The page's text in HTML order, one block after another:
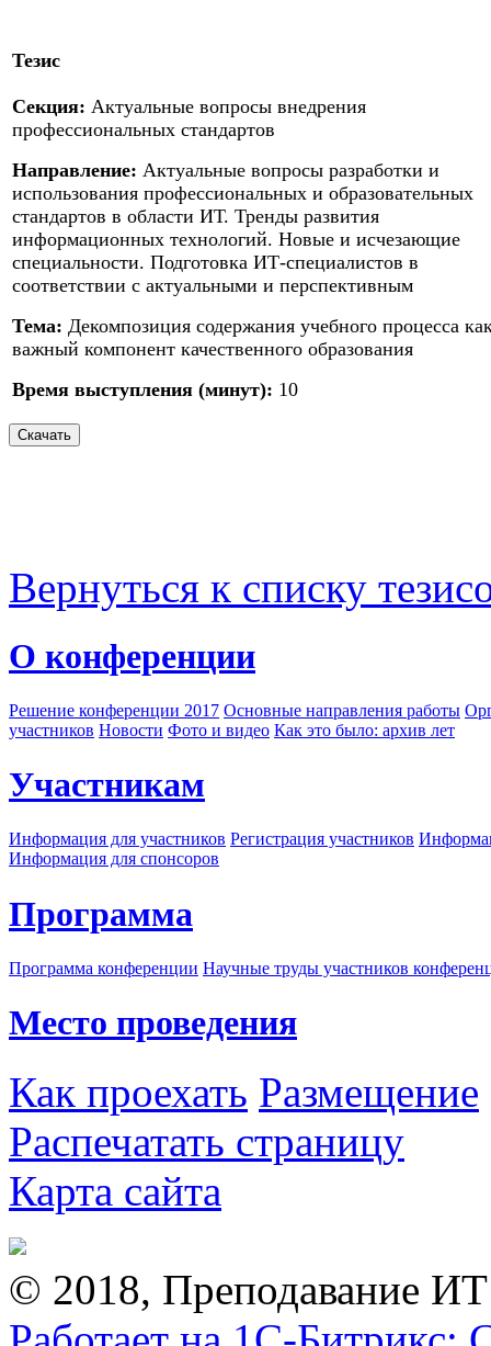
Тезис
Секция: Актуальные вопросы внедрения
профессиональных стандартов
Направление: Актуальные вопросы разработки и
использования профессиональных и образовательных
стандартов в области ИТ. Тренды развития
информационных технологий. Новые и исчезающие
специальности. Подготовка ИТ-специалистов в
соответствии с актуальными и перспективным
Тема: Декомпозиция содержания учебного процесса
важный компонент качественного образования
Время выступления (минут): 10
Вернуться к списку
О конференции
Решение конференции 2017 Основные направления работы
участников Новости Фото и видео Как это было: архив лет
Участникам
Информация для участников Регистрация участников
Информация для спонсоров
Программа
Программа конференции Научные труды участников
Место проведения
Как проехать Размещение
Распечатать страницу
Карта сайта
© 2018, Преподавание